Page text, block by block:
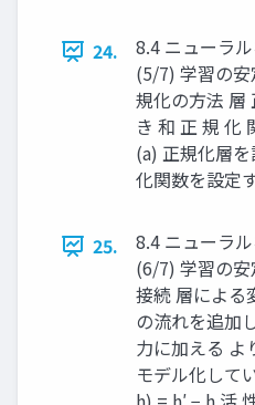
24.
8.4 ニューラ
(5/7) 学習の
規化の方法 層
き 和 正 規 化
(a) 正規化層
化関数を設定
25.
8.4 ニューラ
(6/7) 学習の
接続 層による
の流れを追加
力に加える よ
モデル化して